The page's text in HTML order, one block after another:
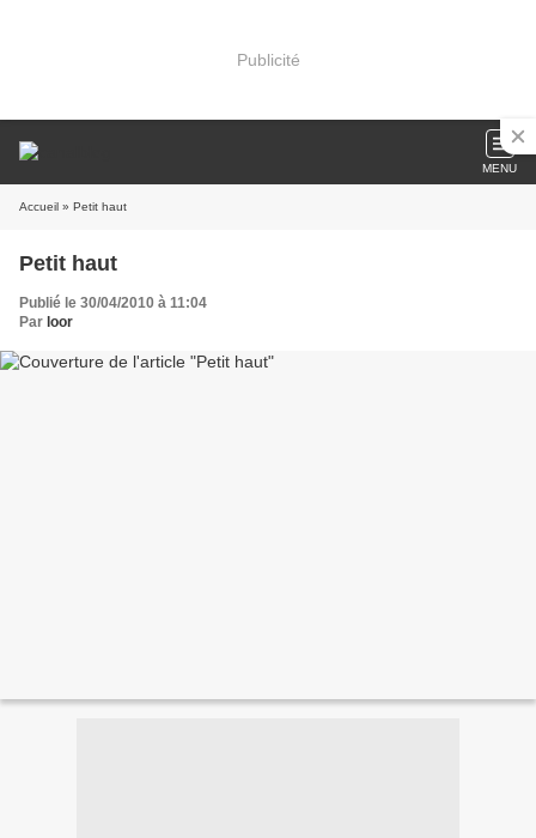
Publicité
MENU
Accueil » Petit haut
Petit haut
Publié le 30/04/2010 à 11:04
Par loor